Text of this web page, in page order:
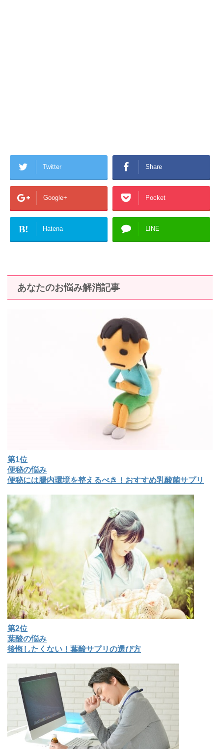
Twitter Share
Google+ Pocket
B! Hatena LINE
あなたのお悩み解消記事
第1位
便秘の悩み
便秘には腸内環境を整えるべき！おすすめ乳酸菌サプリ
第2位
葉酸の悩み
後悔したくない！葉酸サプリの選び方